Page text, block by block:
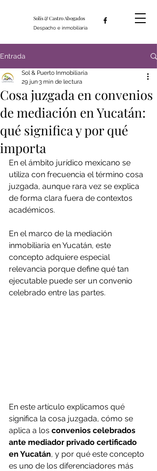
Despacho e inmobiliaria
Solís & Castro Abogados
Entrada
Cosa juzgada en convenios
de mediación en Yucatán:
qué significa y por qué
importa
Sol & Puerto Inmobiliaria
29 jun3 min de lectura
En el ámbito jurídico mexicano se
utiliza con frecuencia el término cosa
juzgada, aunque rara vez se explica
de forma clara fuera de contextos
académicos.
En el marco de la mediación
inmobiliaria en Yucatán, este
concepto adquiere especial
relevancia porque define qué tan
ejecutable puede ser un convenio
celebrado entre las partes.
En este artículo explicamos qué
significa la cosa juzgada, cómo se
aplica a los convenios celebrados
ante mediador privado certificado
en Yucatán, y por qué este concepto
es uno de los diferenciadores más